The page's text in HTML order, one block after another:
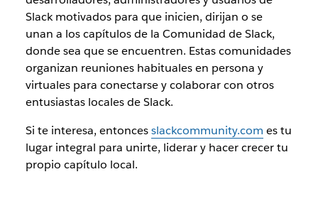
Slack motivados para que inicien, dirijan o se
unan a los capítulos de la Comunidad de Slack,
donde sea que se encuentren. Estas comunidades
organizan reuniones habituales en persona y
virtuales para conectarse y colaborar con otros
entusiastas locales de Slack.
Si te interesa, entoncesslackcommunity.com es tu
lugar integral para unirte, liderar y hacer crecer tu
propio capítulo local.